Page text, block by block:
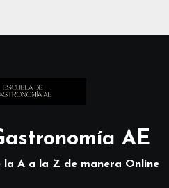
AE
A a la Z de manera Online